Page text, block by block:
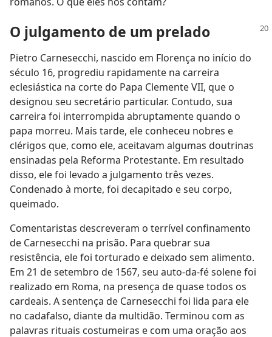
O julgamento de um prelado
Pietro Carnesecchi, nascido em Florença no início do
século 16, progrediu rapidamente na carreira
eclesiástica na corte do Papa Clemente VII, que o
designou seu secretário particular. Contudo, sua
carreira foi interrompida abruptamente quando o
papa morreu. Mais tarde, ele conheceu nobres e
clérigos que, como ele, aceitavam algumas doutrinas
ensinadas pela Reforma Protestante. Em resultado
disso, ele foi levado a julgamento três vezes.
Condenado à morte, foi decapitado e seu corpo,
queimado.
Comentaristas descreveram o terrível confinamento
de Carnesecchi na prisão. Para quebrar sua
resistência, ele foi torturado e deixado sem alimento.
Em 21 de setembro de 1567, seu auto-da-fé solene foi
realizado em Roma, na presença de quase todos os
cardeais. A sentença de Carnesecchi foi lida para ele
no cadafalso, diante da multidão. Terminou com as
palavras rituais costumeiras e com uma oração aos